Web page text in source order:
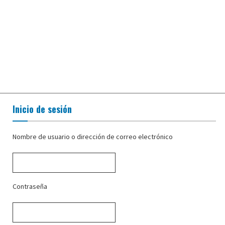
Inicio de sesión
Nombre de usuario o dirección de correo electrónico
Contraseña